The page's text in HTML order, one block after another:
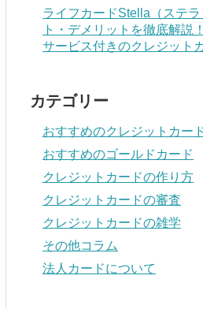
ライフカードStella（ステラ
ト・デメリットを徹底解説
サービス付きのクレジット
カテゴリー
おすすめのクレジットカー
おすすめのゴールドカード
クレジットカードの作り方
クレジットカードの審査
クレジットカードの雑学
その他コラム
法人カードについて